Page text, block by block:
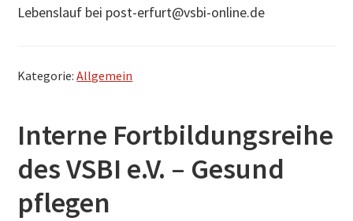
Lebenslauf bei post-erfurt@vsbi-online.de
Kategorie:Allgemein
Interne Fortbildungsreihe
des VSBI e.V. – Gesund
pflegen